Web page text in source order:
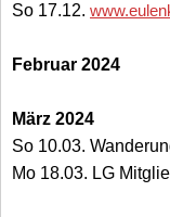
So 17.12.
Februar 2024
März 2024
So 10.03.
Mo 18.03. LG